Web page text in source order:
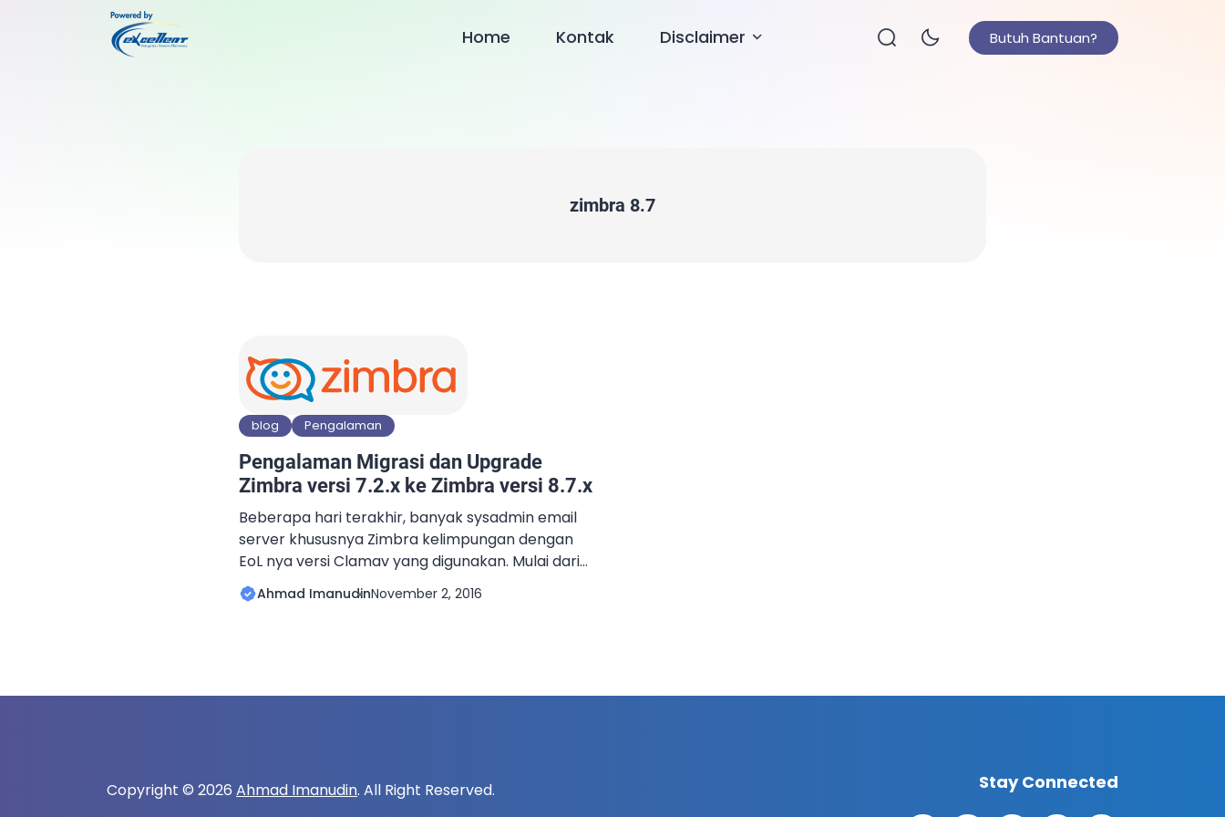
Home Kontak Disclaimer Butuh Bantuan?
zimbra 8.7
blog Pengalaman
Pengalaman Migrasi dan Upgrade
Zimbra versi 7.2.x ke Zimbra versi 8.7.x
Beberapa hari terakhir, banyak sysadmin email
server khususnya Zimbra kelimpungan dengan
EoL nya versi Clamav yang digunakan. Mulai dari
Zimbra versi 8.0.6 kebawah, email yang
dikirimkan ataupun masuk mendapatkan subject
dilihat ketika dipandang
Untuk mengatasi hal
Ahmad ImanudinNovember 2, 2016
Copyright © 2026 Ahmad Imanudin. All Right Reserved. Stay Connected